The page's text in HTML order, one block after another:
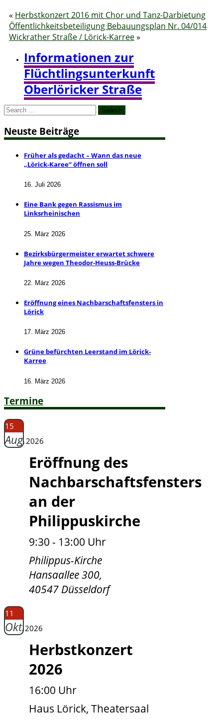
« Herbstkonzert 2016 mit Chor und Tanz-Darbietung
Öffentlichkeitsbeteiligung Bebauungsplan Nr. 04/014
Wickrather Straße / Lörick-Karree»
Informationen zur
Flüchtlingsunterkunft
Oberlöricker Straße
Search
Neuste Beiträge
Früher als gedacht – Wann das neue
„Lörick-Karee“ öffnen soll
16. Juli 2026
Eine Bank gegen Rassismus im
Linksrheinischen
25. März 2026
Bezirksbürgermeister erwartet schwere
Jahre wegen Theodor-Heuss-Brücke
22. März 2026
Eröffnung eines Nachbarschaftsfensters in
Lörick
17. März 2026
Grüne befürchten Leerstand im Lörick-
Karree
16. März 2026
Termine
15
Aug.2026
Eröffnung des
Nachbarschaftsfensters
an der
Philippuskirche
9:30 - 13:00 Uhr
Philippus-Kirche
Hansaallee 300,
40547 Düsseldorf
11
Okt.2026
Herbstkonzert
2026
16:00 Uhr
Haus Lörick, Theatersaal